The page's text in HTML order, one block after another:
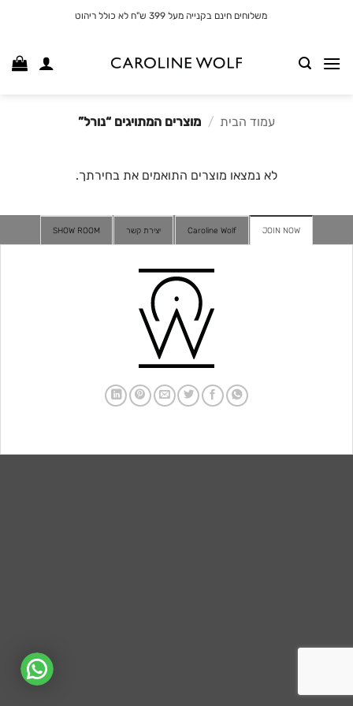
משלוחים חינם בקנייה מעל 399 ש"ח לא כולל ריהוט
עמוד הבית / מוצרים המתויגים “נורל”
לא נמצאו מוצרים התואמים את בחירתך.
JOIN NOW
Caroline Wolf יצירת קשר SHOW ROOM